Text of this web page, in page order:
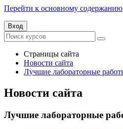
Перейти к основному содержанию
Вход
Страницы сайта
Новости сайта
Лучшие лабораторные
Новости сайта
Лучшие лабораторные